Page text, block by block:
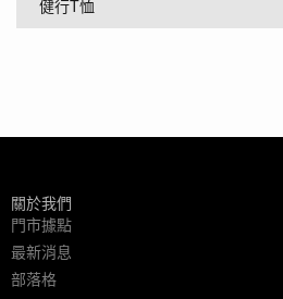
健行T恤
關於我們
門市據點
最新消息
部落格